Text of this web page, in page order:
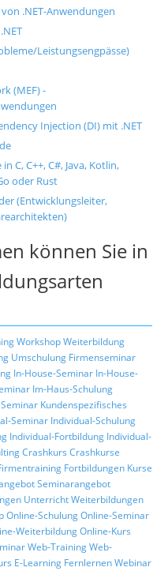
.NET-Anwendungen
Leistungsengpässe)
(MEF) -
Injection (DI) mit .NET
C, C++, C#, Java, Kotlin,
oder Rust
(Entwicklungsleiter,
können Sie in
WorkshopWeiterbildung
Umschulung Firmenseminar
In-House-Seminar In-House-
Im-Haus-Schulung
Kundenspezifisches
Seminar Individual-Schulung
Individual-Fortbildung Individual-
Crashkurs Crashkurse
Fortbildungen Kurse
Seminarangebot
UnterrichtWeiterbildungen
Online-SchulungOnline-Seminar
WeiterbildungOnline-Kurs
Web-TrainingWeb-
E-Learning FernlernenWebinar